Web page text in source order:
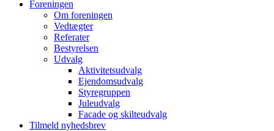
Foreningen
Om foreningen
Vedtægter
Referater
Bestyrelsen
Udvalg
Aktivitetsudvalg
Ejendomsudvalg
Styregruppen
Juleudvalg
Facade og skilteudvalg
Tilmeld nyhedsbrev